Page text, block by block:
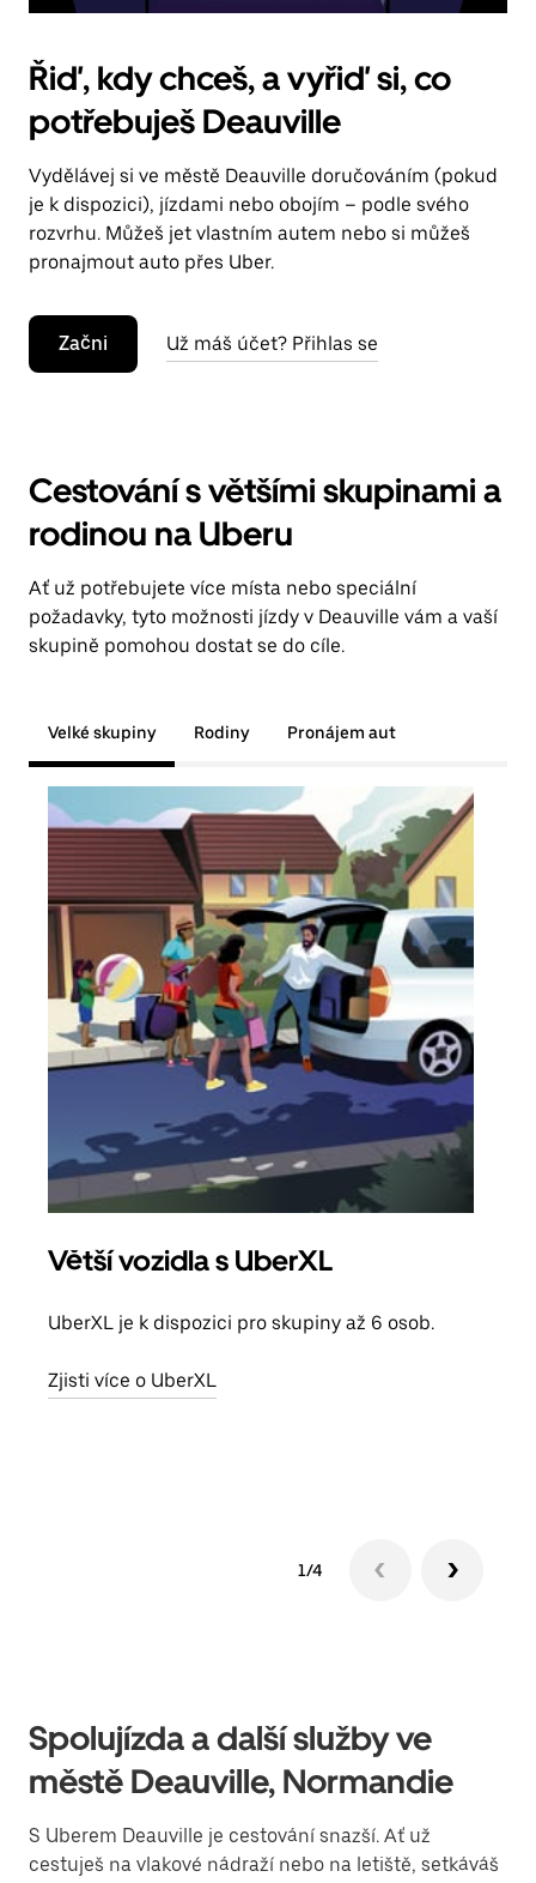
Řiď, kdy chceš, a vyřiď si, co
potřebuješ Deauville
Vydělávej si ve městě Deauville doručováním (pokud
je k dispozici), jízdami nebo obojím – podle svého
rozvrhu. Můžeš jet vlastním autem nebo si můžeš
pronajmout auto přes Uber.
Začni Už máš účet? Přihlas se
Cestování s většími skupinami a
rodinou na Uberu
Ať už potřebujete více místa nebo speciální
požadavky, tyto možnosti jízdy v Deauville vám a vaší
skupině pomohou dostat se do cíle.
Velké skupiny Rodiny Pronájem aut
Větší vozidla s UberXL
UberXL je k dispozici pro skupiny až 6 osob.
Zjisti více o UberXL
1/4
Spolujízda a další služby ve
městě Deauville, Normandie
S Uberem Deauville je cestování snazší. Ať už
cestuješ na vlakové nádraží nebo na letiště, setkáváš